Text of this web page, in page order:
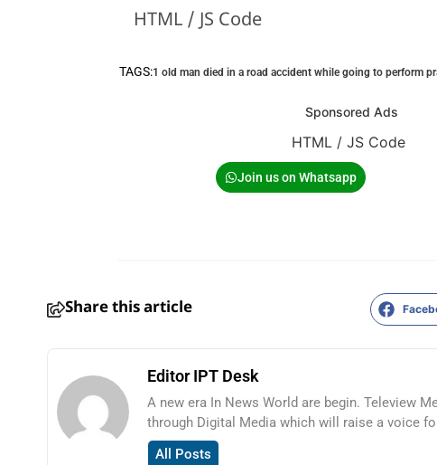
HTML / JS Code
TAGS:1 old man died in a road accident while going to perform
Sponsored Ads
HTML / JS Code
Join us on Whatsapp
Share this article
Editor IPT Desk
A new era In News World are begin. Teleview
through Digital Media which will raise a voice
All Posts